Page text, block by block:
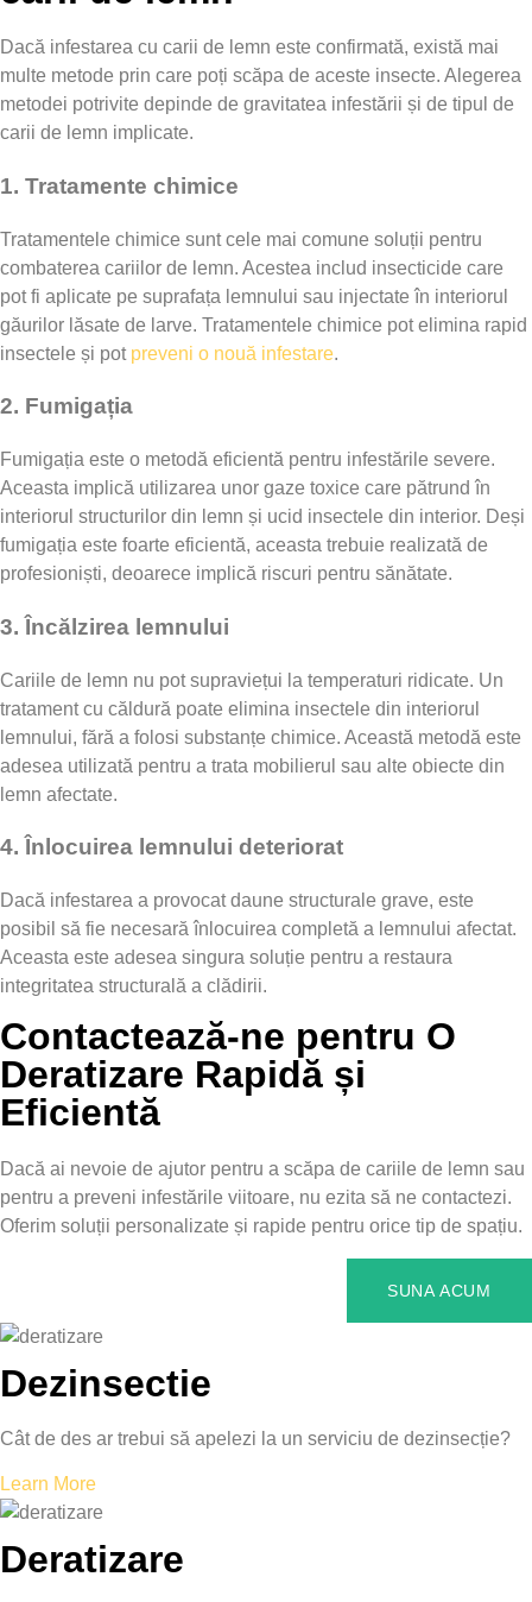
Dacă infestarea cu carii de lemn este confirmată, există mai
multe metode prin care poți scăpa de aceste insecte. Alegerea
metodei potrivite depinde de gravitatea infestării și de tipul de
carii de lemn implicate.
1. Tratamente chimice
Tratamentele chimice sunt cele mai comune soluții pentru
combaterea cariilor de lemn. Acestea includ insecticide care
pot fi aplicate pe suprafața lemnului sau injectate în interiorul
găurilor lăsate de larve. Tratamentele chimice pot elimina rapid
insectele și pot preveni o nouă infestare.
2. Fumigația
Fumigația este o metodă eficientă pentru infestările severe.
Aceasta implică utilizarea unor gaze toxice care pătrund în
interiorul structurilor din lemn și ucid insectele din interior. Deși
fumigația este foarte eficientă, aceasta trebuie realizată de
profesioniști, deoarece implică riscuri pentru sănătate.
3.Încălzirea lemnului
Cariile de lemn nu pot supraviețui la temperaturi ridicate. Un
tratament cu căldură poate elimina insectele din interiorul
lemnului, fără a folosi substanțe chimice. Această metodă este
adesea utilizată pentru a trata mobilierul sau alte obiecte din
lemn afectate.
4. Înlocuirea lemnului deteriorat
Dacă infestarea a provocat daune structurale grave, este
posibil să fie necesară înlocuirea completă a lemnului afectat.
Aceasta este adesea singura soluție pentru a restaura
integritatea structurală a clădirii.
Contactează-ne pentru O
Deratizare Rapidă și
Eficientă
Dacă ai nevoie de ajutor pentru a scăpa de cariile de lemn sau
pentru a preveni infestările viitoare, nu ezita să ne contactezi.
Oferim soluții personalizate și rapide pentru orice tip de spațiu.
SUNA ACUM
Dezinsectie
Cât de des ar trebui să apelezi la un serviciu de dezinsecție?
Learn More
Deratizare